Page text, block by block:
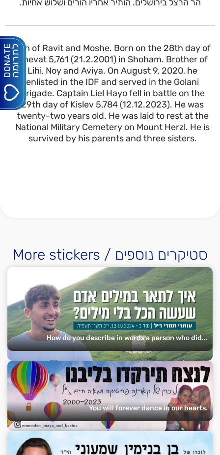
Son of Ravit and Moshe. Born on the 28th day of
Shevat 5,761 (21.2.2001) in Shoham. Brother of
Lihi, Noy and Aviya. On August 9, 2020, he
enlisted in the IDF and served in the Golani
Brigade. Captain Liel Hayo fell in battle on the
29th day of Kislev 5,784 (12.12.2023). He was
twenty-two years old. He was laid to rest at the
National Military Cemetery on Mount Herzl. He is
survived by his parents and three sisters.
הר הרצל בירושלים. הותיר אחריו הורים ושלוש אחיות.
More stickers / סטיקרים נוספים
How do you describe in words a person who did...
You will forever dance in our hearts.